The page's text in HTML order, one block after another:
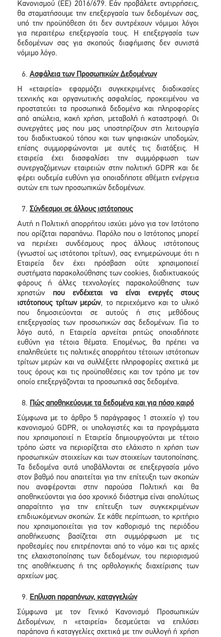
Κανονισμού (ΕΕ) 2016/679. Εάν προβάλετε αντιρρήσεις,
θα σταματήσουμε την επεξεργασία των δεδομένων σας,
υπό την προϋπόθεση ότι δεν συντρέχουν νόμιμοι λόγοι
για περαιτέρω επεξεργασία τους. Η επεξεργασία των
δεδομένων σας για σκοπούς διαφήμισης δεν συνιστά
νόμιμο λόγο.
Ασφάλεια των Προσωπικών Δεδομένων
Η «εταιρεία» εφαρμόζει συγκεκριμένες διαδικασίες
τεχνικής και οργανωτικής ασφαλείας, προκειμένου να
προστατεύει τα προσωπικά δεδομένα και πληροφορίες
από απώλεια, κακή χρήση, μεταβολή ή καταστροφή. Οι
συνεργάτες μας που μας υποστηρίζουν στη λειτουργία
του διαδικτυακού τόπου και των ψηφιακών υποδομών,
επίσης συμμορφώνονται με αυτές τις διατάξεις. Η
εταιρεία έχει διασφαλίσει την συμμόρφωση των
συνεργαζόμενων εταιρειών στην πολιτική GDPR και δε
φέρει ουδεμία ευθύνη για οποιαδήποτε αθέμιτη ενέργεια
αυτών επι των προσωπικών δεδομένων.
Σύνδεσμοι σε άλλους ιστότοπους
Αυτή η Πολιτική απορρήτου ισχύει μόνο για τον Ιστότοπο
που ορίζεται παραπάνω. Παρόλο που ο Ιστότοπος μπορεί
να περιέχει συνδέσμους προς άλλους ιστότοπους
(γνωστοί ως ιστότοποι τρίτων), σας ενημερώνουμε ότι η
Εταιρεία δεν έχει πρόσβαση ούτε χρησιμοποιεί
συστήματα παρακολούθησης των cookies, διαδικτυακούς
φάρους ή άλλες τεχνολογίες παρακολούθησης των
χρηστών που ενδέχεται να είναι ενεργές στους
ιστότοπους τρίτων μερών, το περιεχόμενο και το υλικό
που δημοσιεύονται σε αυτούς ή στις μεθόδους
επεξεργασίας των προσωπικών σας δεδομένων. Για το
λόγο αυτό, η Εταιρεία αρνείται ρητώς οποιαδήποτε
ευθύνη για τέτοια θέματα. Επομένως, θα πρέπει να
επαληθεύετε τις πολιτικές απορρήτου τέτοιων ιστότοπων
τρίτων μερών και να συλλέξετε πληροφορίες σχετικά με
τους όρους και τις προϋποθέσεις και τον τρόπο με τον
οποίο επεξεργάζονται τα προσωπικά σας δεδομένα.
Πώς αποθηκεύουμε τα δεδομένα και για πόσο καιρό
Σύμφωνα με το άρθρο 5 παράγραφος 1 στοιχείο γ) του
κανονισμού GDPR, οι υπολογιστές και τα προγράμματα
που χρησιμοποιεί η Εταιρεία δημιουργούνται με τέτοιο
τρόπο ώστε να περιορίζεται στο ελάχιστο η χρήση των
προσωπικών στοιχείων και των στοιχείων ταυτοποίησης.
Τα δεδομένα αυτά υποβάλλονται σε επεξεργασία μόνο
στον βαθμό που απαιτείται για την επίτευξη των σκοπών
που αναφέρονται στην παρούσα Πολιτική και θα
αποθηκεύονται για όσο χρονικό διάστημα είναι απολύτως
απαραίτητο για την επίτευξη των συγκεκριμένων
επιδιωκόμενων σκοπών. Σε κάθε περίπτωση, το κριτήριο
που χρησιμοποιείται για τον καθορισμό της περιόδου
αποθήκευσης βασίζεται στη συμμόρφωση με τις
προθεσμίες που επιτρέπονται από το νόμο και τις αρχές
της ελαχιστοποίησης των δεδομένων, του περιορισμού
της αποθήκευσης ή της ορθολογικής διαχείρισης των
αρχείων μας.
Επίλυση παραπόνων, καταγγελιών
Σύμφωνα με τον Γενικό Κανονισμό Προσωπικών
Δεδομένων, η «εταιρεία» δεσμεύεται να επιλύσει
παράπονα ή καταγγελίες σχετικά με την συλλογή ή χρήση